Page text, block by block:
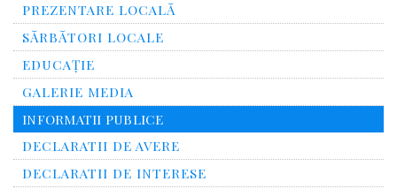
PREZENTARE LOCALĂ
SĂRBĂTORI LOCALE
EDUCAȚIE
GALERIE MEDIA
INFORMATII PUBLICE
DECLARATII DE AVERE
DECLARATII DE INTERESE